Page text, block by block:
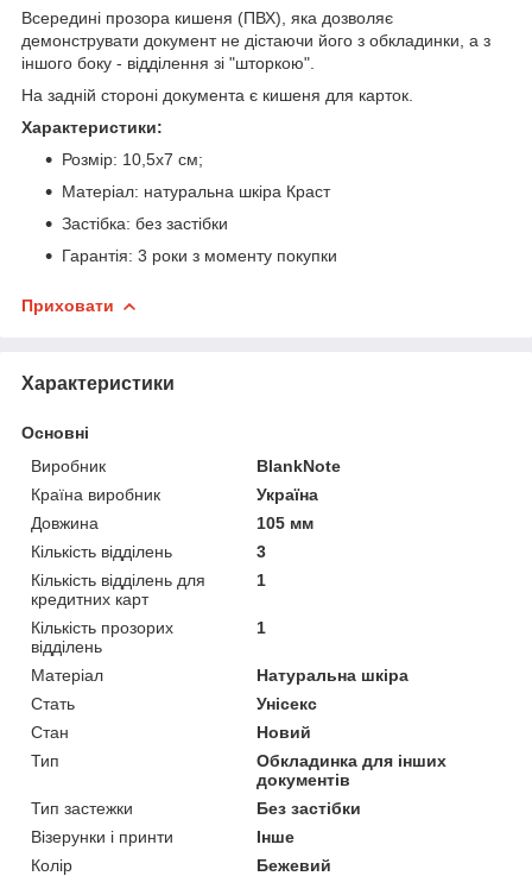
Всередині прозора кишеня (ПВХ), яка дозволяє
демонструвати документ не дістаючи його з обкладинки, а з
іншого боку - відділення зі "шторкою".
На задній стороні документа є кишеня для карток.
Характеристики:
Розмір: 10,5х7 см;
Матеріал: натуральна шкіра Краст
Застібка: без застібки
Гарантія: 3 роки з моменту покупки
Приховати
Характеристики
Основні
Виробник
BlankNote
Країна виробник
Україна
Довжина
105 мм
Кількість відділень
3
Кількість відділень для
кредитних карт
1
Кількість прозорих
відділень
1
Матеріал
Натуральна шкіра
Стать
Унісекс
Стан
Новий
Тип
Обкладинка для інших
документів
Тип застежки
Без застібки
Візерунки і принти
Інше
Колір
Бежевий